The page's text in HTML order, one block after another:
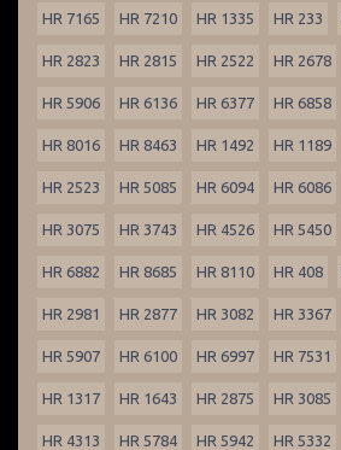
HR 7165 HR 7210 HR 1335 HR 233
HR 2823 HR 2815 HR 2522 HR 2678
HR 5906 HR 6136 HR 6377 HR 6858
HR 8016 HR 8463 HR 1492 HR 1189
HR 2523 HR 5085 HR 6094 HR 6086
HR 3075 HR 3743 HR 4526 HR 5450
HR 6882 HR 8685 HR 8110 HR 408
HR 2981 HR 2877 HR 3082 HR 3367
HR 5907 HR 6100 HR 6997 HR 7531
HR 1317 HR 1643 HR 2875 HR 3085
HR 4313 HR 5784 HR 5942 HR 5332